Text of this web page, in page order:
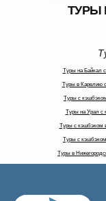
ТУРЫ
Туры на Урал с
Туры в Карелию
Туры с
Туры на Байкал
Туры с
Туры с кэшбэком
Туры в